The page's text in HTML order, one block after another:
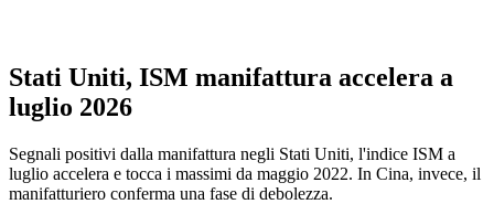
Stati Uniti, ISM manifattura accelera a
luglio 2026
Segnali positivi dalla manifattura negli Stati Uniti, l'indice ISM a
luglio accelera e tocca i massimi da maggio 2022. In Cina, invece, il
manifatturiero conferma una fase di debolezza.